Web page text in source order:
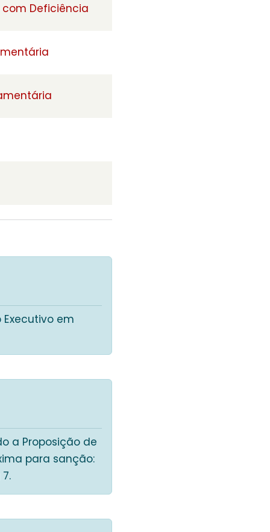
com Deficiência
em
a Proposição de
para sanção: